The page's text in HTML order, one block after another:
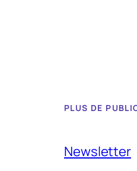
PLUS DE
Newsletter